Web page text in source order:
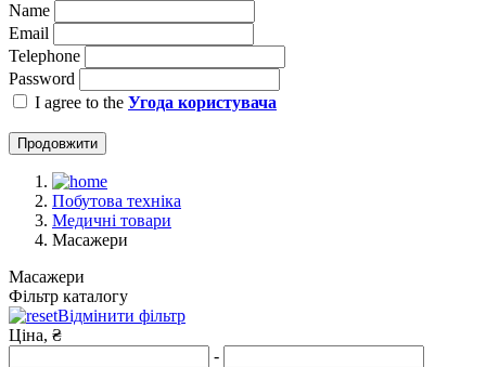
Name
Email
Telephone
Password
I agree to the Угода користувача
Продовжити
Побутова техніка
Медичні товари
Масажери
Масажери
Фільтр каталогу
Відмінити фільтр
Ціна, ₴
-